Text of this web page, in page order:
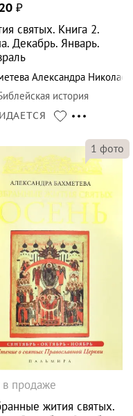
₽
святых. Книга 2.
Декабрь. Январь.
Александра
история
1 фото
в продаже
жития святых.